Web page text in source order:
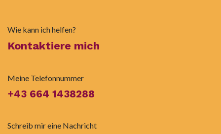
Wie kann ich helfen?
Kontaktiere mich
Meine Telefonnummer
+43 664 1438288
Schreib mir eine Nachricht